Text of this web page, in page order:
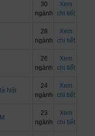
30
ngành
Xem
chi tiết
28
ngành
Xem
chi tiết
26
ngành
Xem
chi tiết
Nội
24
ngành
Xem
chi tiết
23
ngành
Xem
chi tiết